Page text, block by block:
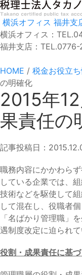
横浜オフィス 福井支
横浜オフィス：
福井支店：
HOME / 税金お役立
の明確化
2015年
果責任の
記事投稿日：
職務内容にかかわら
している企業では、
技術などを駆使して
して混在し、役職者
「名ばかり管理職」
遇制度改定に迫られて
役割・成果責任に基